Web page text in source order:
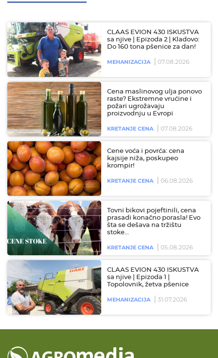
CLAAS EVION 430 ISKUSTVA
sa njive | Epizoda 2 | Kladovo:
Do 160 tona pšenice za dan!
MEHANIZACIJA 07.08.2026
Cena maslinovog ulja ponovo
raste? Ekstremne vrućine i
požari ugrožavaju
proizvodnju u Evropi
KRETANJE CENA 07.08.2026
Cene voća i povrća: cena
kajsije niža, poskupeo
krompir!
KRETANJE CENA 06.08.2026
Tovni bikovi pojeftinili, cena
prasadi konačno porasla! Evo
šta se dešava na tržištu
stoke…
KRETANJE CENA 05.08.2026
CLAAS EVION 430 ISKUSTVA
sa njive | Epizoda 1 |
Topolovnik, žetva pšenice
MEHANIZACIJA 31.07.2026